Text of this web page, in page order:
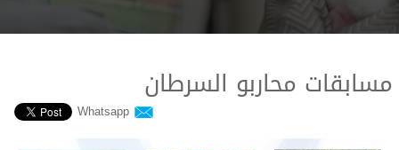
مسابقات محاربو السرطان
Whatsapp